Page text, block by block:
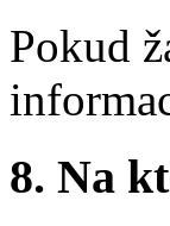
Pokud
8. Na